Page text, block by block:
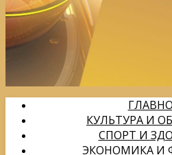
КУЛЬТУРА И
СПОРТ И
ЭКОНОМИКА И